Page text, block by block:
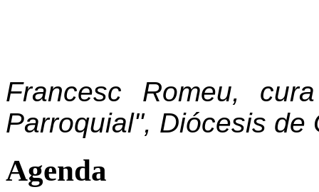
Francesc Romeu,
Parroquial", Diócesis de
Agenda